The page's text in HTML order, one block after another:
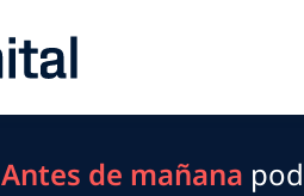
Antes de mañana